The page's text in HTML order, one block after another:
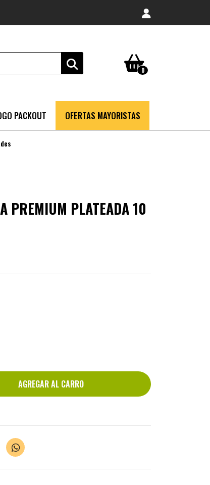
0
PACKOUT OFERTAS MAYORISTAS
PREMIUM PLATEADA 10